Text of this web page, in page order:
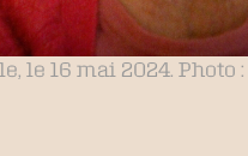
le 16 mai 2024. Photo